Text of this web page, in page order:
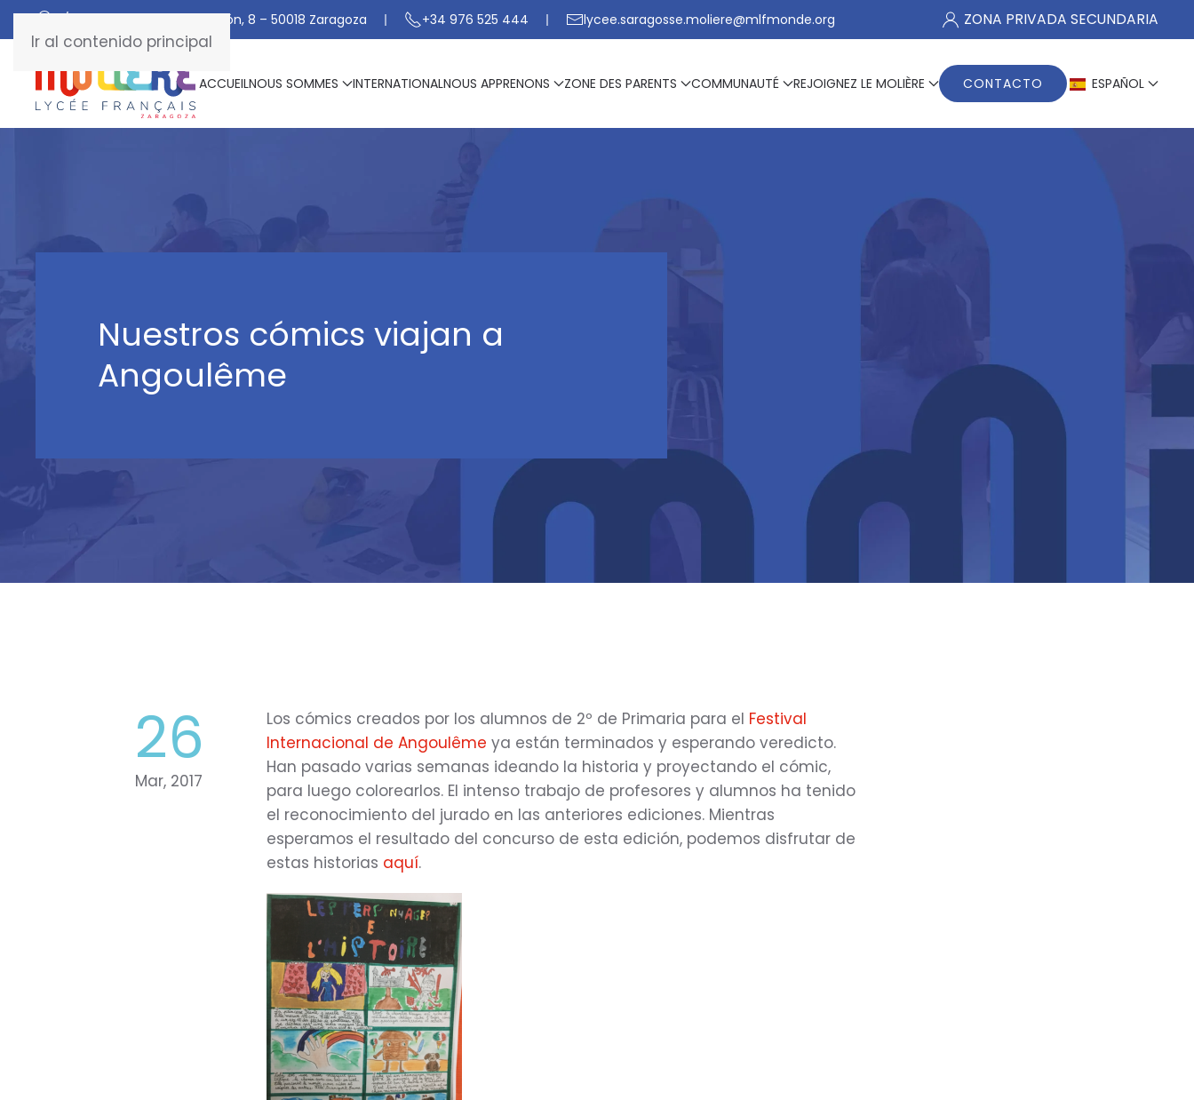
Ir al contenido principal
C/ De Manuel Marraco Ramón, 8 – 50018 Zaragoza +34 976 525 444 lycee.saragosse.moliere@mlfmonde.org ZONA PRIVADA SECUNDARIA
ACCUEILNOUS SOMMES INTERNATIONALNOUS APPRENONS ZONE DES PARENTS COMMUNAUTÉ REJOIGNEZ LE MOLIÈRE CONTACTO ESPAÑOL
Nuestros cómics viajan a
Angoulême
26
Mar, 2017
Los cómics creados por los alumnos de 2º de Primaria para el Festival
Internacional de Angoulêmeya están terminados y esperando veredicto.
Han pasado varias semanas ideando la historia y proyectando el cómic,
para luego colorearlos. El intenso trabajo de profesores y alumnos ha tenido
el reconocimiento del jurado en las anteriores ediciones. Mientras
esperamos el resultado del concurso de esta edición, podemos disfrutar de
estas historias aquí.